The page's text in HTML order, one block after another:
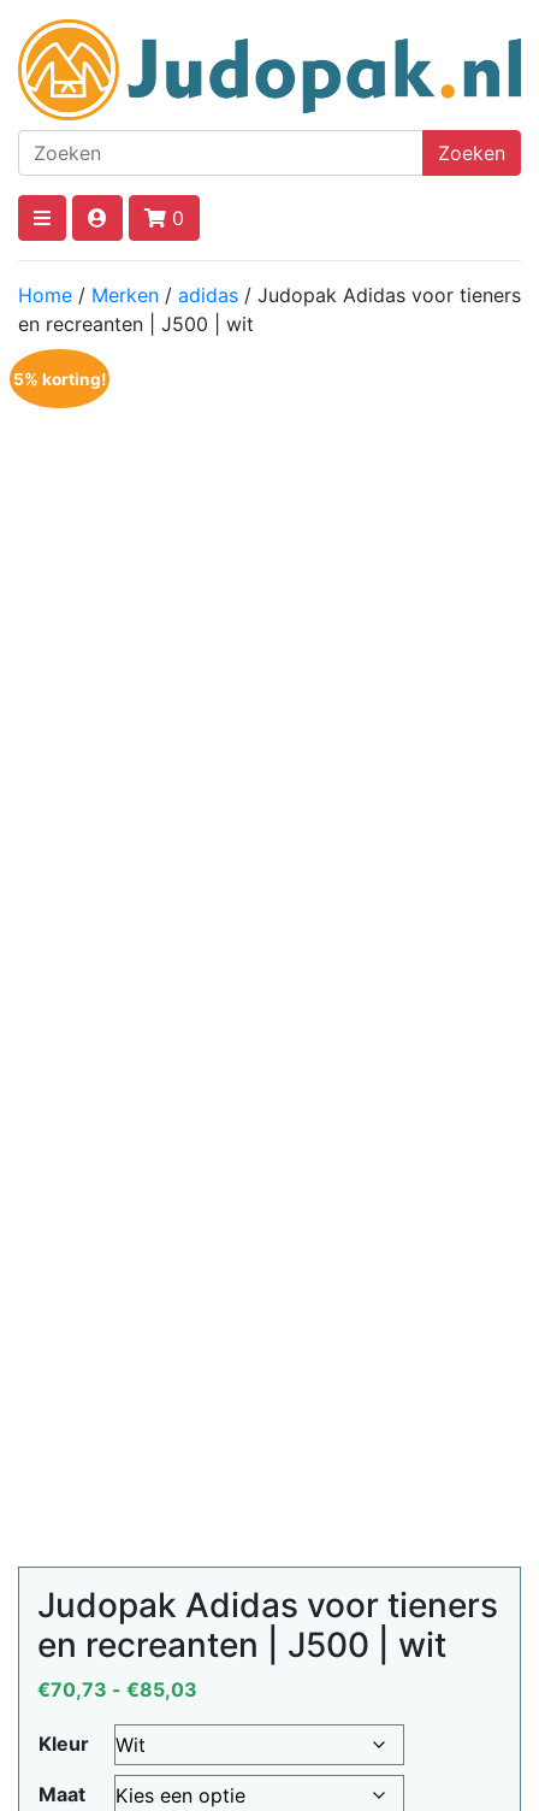
Zoeken
0
Home / Merken / adidas / Judopak Adidas voor tieners
en recreanten | J500 | wit
5% korting!
Judopak Adidas voor tieners
en recreanten | J500 | wit
€70,73 - €85,03
€85,03
Kleur
Maat